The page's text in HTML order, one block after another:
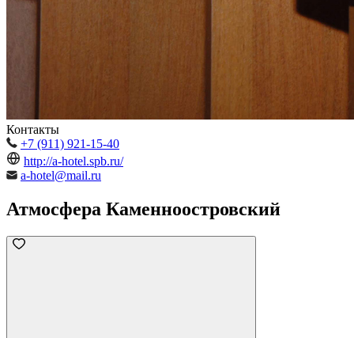
Контакты
+7 (911) 921-15-40
http://a-hotel.spb.ru/
a-hotel@mail.ru
Атмосфера Каменноостровский